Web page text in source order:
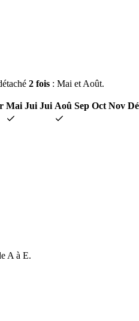
2 fois : Mai et Août.
Mai Jui Jui Aoû Sep Oct Nov
A à E.